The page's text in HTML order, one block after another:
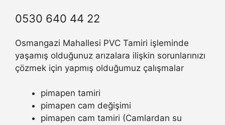
0530 640 44 22
Osmangazi Mahallesi PVC Tamiri işleminde
yaşamış olduğunuz arızalara ilişkin sorunlarınızı
çözmek için yapmış olduğumuz çalışmalar
pimapen tamiri
pimapen cam değişimi
pimapen cam tamiri (Camlardan su